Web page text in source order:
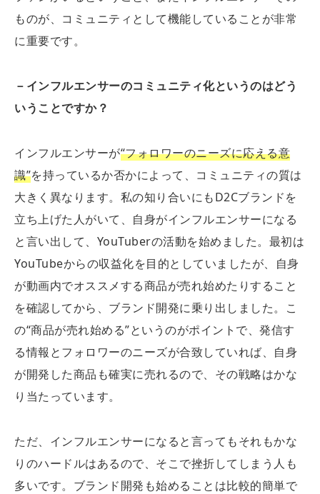
ものが、コミュニティとして機能していることが非常
に重要です。
－インフルエンサーのコミュニティ化というのはどう
いうことですか？
インフルエンサーが“フォロワーのニーズに応える意
識”を持っているか否かによって、コミュニティの質は
大きく異なります。私の知り合いにもD2Cブランドを
立ち上げた人がいて、自身がインフルエンサーになる
と言い出して、YouTuberの活動を始めました。最初は
YouTubeからの収益化を目的としていましたが、自身
が動画内でオススメする商品が売れ始めたりすること
を確認してから、ブランド開発に乗り出しました。こ
の“商品が売れ始める”というのがポイントで、発信す
る情報とフォロワーのニーズが合致していれば、自身
が開発した商品も確実に売れるので、その戦略はかな
り当たっています。
ただ、インフルエンサーになると言ってもそれもかな
りのハードルはあるので、そこで挫折してしまう人も
多いです。ブランド開発も始めることは比較的簡単で